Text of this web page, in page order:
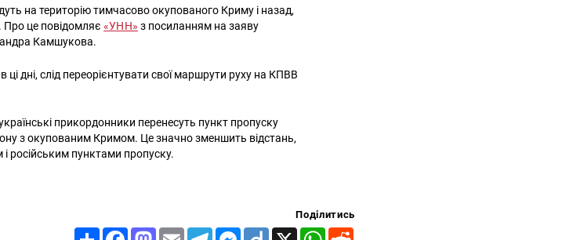
на територію тимчасово окупованого Криму і назад,
Про це повідомляє«УНН» з посиланням на заяву
Камшукова.
дні, слід переорієнтувати свої маршрути руху на КПВВ
прикордонники перенесуть пункт пропуску
з окупованим Кримом. Це значно зменшить відстань,
російським пунктами пропуску.
Поділитись
Share FacebookMastodon
Email TelegramMessenger
Diigo X WhatsApp